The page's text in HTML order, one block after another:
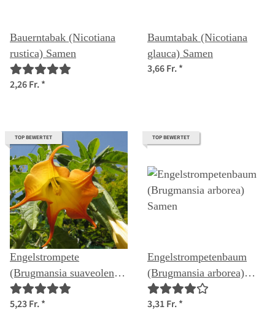
Bauerntabak (Nicotiana
rustica) Samen
2,26 Fr.*
Baumtabak (Nicotiana
glauca) Samen
3,66 Fr.*
TOP BEWERTET
Engelstrompete
(Brugmansia suaveolens)
Samen
5,23 Fr.*
TOP BEWERTET
Engelstrompetenbaum
(Brugmansia arborea)
Samen
3,31 Fr.*